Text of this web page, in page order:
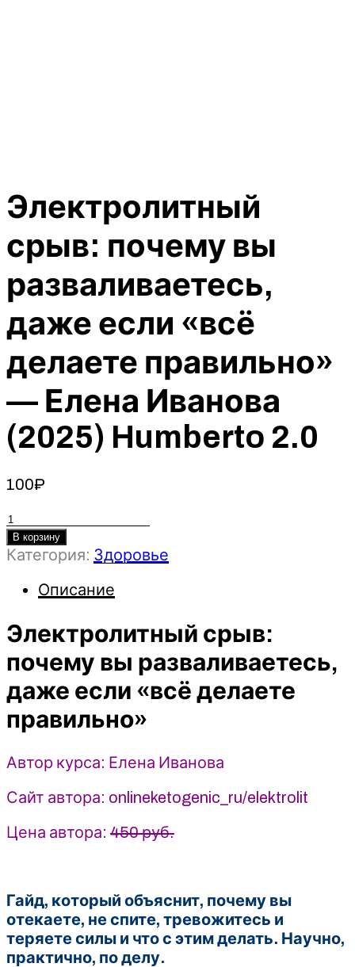
Электролитный
срыв: почему вы
разваливаетесь,
даже если «всё
делаете правильно»
— Елена Иванова
(2025) Humberto 2.0
100₽
Количество
товара
Электролитный
почему
разваливаетесь,
если
«всё
делаете
правильно»
Елена
(2025)
2.0
В корзину
Категория: Здоровье
Описание
Электролитный срыв:
почему вы разваливаетесь,
даже если «всё делаете
правильно»
Автор курса: Елена Иванова
Сайт автора: onlineketogenic_ru/elektrolit
Цена автора: 450 руб.
Гайд, который объяснит, почему вы
отекаете, не спите, тревожитесь и
теряете силы и что с этим делать. Научно,
практично, по делу.